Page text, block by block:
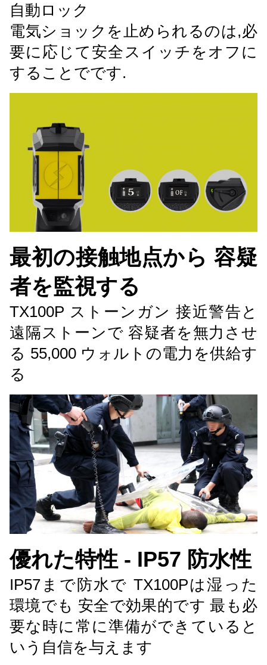
自動ロック
電気ショックを止められるのは,必
要に応じて安全スイッチをオフに
することでです.
最初の接触地点から 容疑
者を監視する
TX100P ストーンガン 接近警告と
遠隔ストーンで 容疑者を無力させ
る 55,000 ウォルトの電力を供給す
る
優れた特性 - IP57 防水性
IP57まで防水で TX100Pは湿った
環境でも 安全で効果的です 最も必
要な時に常に準備ができていると
いう自信を与えます